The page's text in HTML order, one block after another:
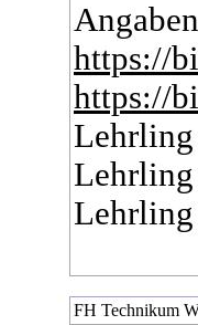
https://
https://
FH Technikum